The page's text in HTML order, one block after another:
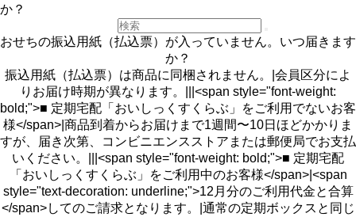
か？
おせちの振込用紙（払込票）が入っていません。いつ届きます
か？
振込用紙（払込票）は商品に同梱されません。|会員区分によ
りお届け時期が異なります。|||<span style="font-weight:
bold;">■ 定期宅配「おいしっくすくらぶ」をご利用でないお客
様</span>|商品到着からお届けまで1週間〜10日ほどかかりま
すが、届き次第、コンビニエンスストアまたは郵便局でお支払
いください。|||<span style="font-weight: bold;">■ 定期宅配
「おいしっくすくらぶ」をご利用中のお客様</span>|<span
style="text-decoration: underline;">12月分のご利用代金と合算
</span>してのご請求となります。|通常の定期ボックスと同じ